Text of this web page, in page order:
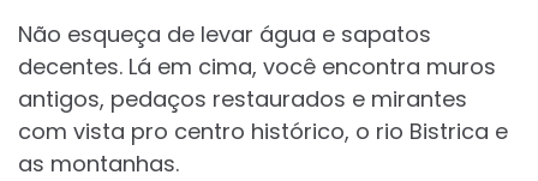
Não esqueça de levar água e sapatos
decentes. Lá em cima, você encontra muros
antigos, pedaços restaurados e mirantes
com vista pro centro histórico, o rio Bistrica e
as montanhas.